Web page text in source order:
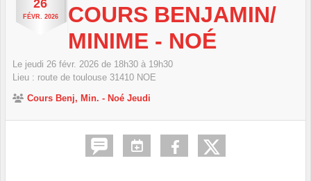
26
FÉVR. 2026
COURS BENJAMIN/
MINIME - NOÉ
Le jeudi 26 févr. 2026 de 18h30 à 19h30
Lieu : route de toulouse 31410 NOE
Cours Benj, Min. - Noé Jeudi